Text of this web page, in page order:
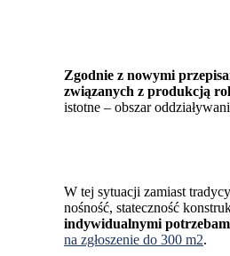
Zgodnie z nowymi
związanych z produkcją
istotne – obszar
W tej sytuacji zamiast
nośność, stateczność
indywidualnymi
na zgłoszenie do 300 m2.